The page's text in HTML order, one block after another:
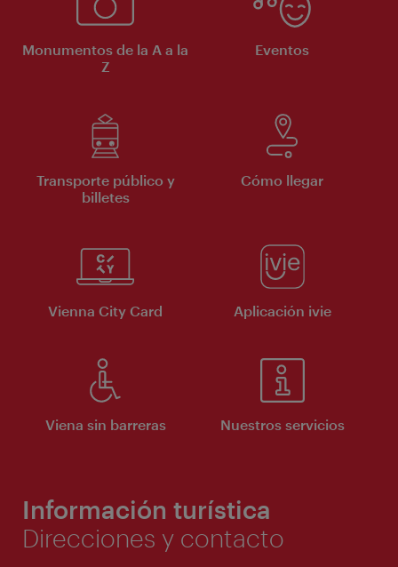
Monumentos de la A a la
Z
Eventos
Transporte público y
billetes
Cómo llegar
Vienna City Card Aplicación ivie
Viena sin barreras Nuestros servicios
Información turística
Direcciones y contacto